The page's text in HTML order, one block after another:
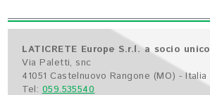
LATICRETE Europe S.r.l. a socio unico
Via Paletti, snc
41051 Castelnuovo Rangone (MO) - Italia
Tel:059.535540